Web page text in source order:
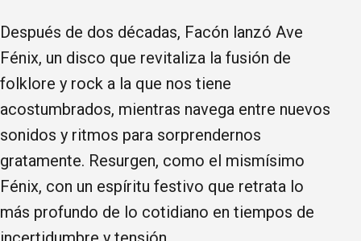
Después de dos décadas, Facón lanzó Ave
Fénix, un disco que revitaliza la fusión de
folklore y rock a la que nos tiene
acostumbrados, mientras navega entre nuevos
sonidos y ritmos para sorprendernos
gratamente. Resurgen, como el mismísimo
Fénix, con un espíritu festivo que retrata lo
más profundo de lo cotidiano en tiempos de